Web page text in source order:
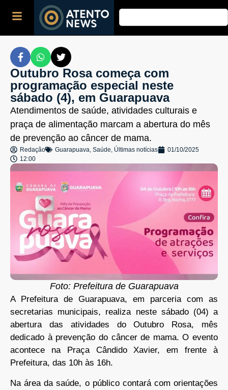
Outubro Rosa começa com
programação especial neste
sábado (4), em Guarapuava
Atendimentos de saúde, atividades culturais e
praça de alimentação marcam a abertura do mês
de prevenção ao câncer de mama.
Redação Guarapuava, Saúde, Últimas notícias
01/10/2025
12:00
Foto: Prefeitura de Guarapuava
A Prefeitura de Guarapuava, em parceria com as
secretarias municipais, realiza neste sábado (04) a
abertura das atividades do Outubro Rosa, mês
dedicado à prevenção do câncer de mama. O evento
acontece na Praça Cândido Xavier, em frente à
Prefeitura, das 10h às 16h.
Na área da saúde, o público contará com orientações